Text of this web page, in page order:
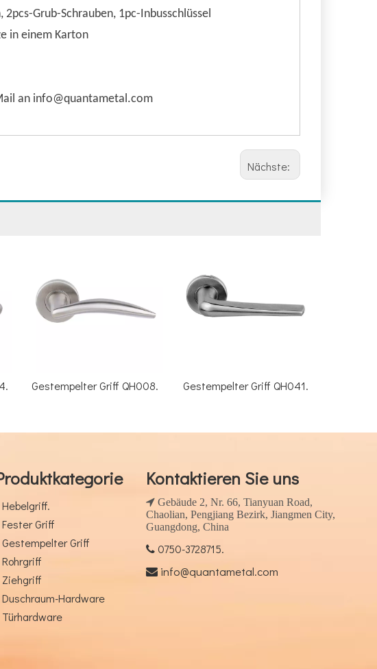
Grub-Schrauben, 1pc-Inbusschlüssel
in einem Karton
an info@quantametal.com
Nächste:
Griff QH008. Gestempelter Griff QH041. Gestempelter Griff
Hebelgriff.
Fester Griff
Gestempelter Griff
Rohrgriff
Ziehgriff
Duschraum-Hardware
Türhardware
Kontaktieren Sie uns
 Gebäude 2, Nr. 66, Tianyuan Road,
Chaolian, Pengjiang Bezirk, Jiangmen City,
Guangdong, China
 0750-3728715.
info@quantametal.com